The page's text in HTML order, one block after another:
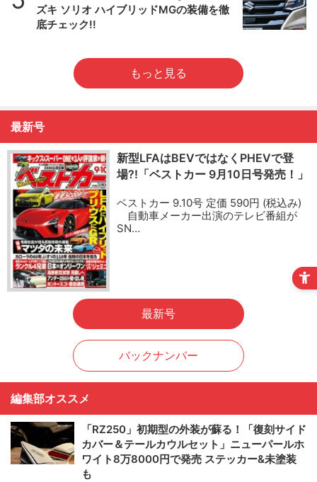
ズキ ソリオ ハイブリッドMGの装備を徹
底チェック!!
もっと見る
最新号
新型LFAはBEVではなくPHEVで登
場?!「ベストカー 9月10日号発売！」
ベストカー 9.10号 定価 590円 (税込み)
自動車メーカー出演のテレビ番組が
SN…
最新号
バックナンバー
編集部オススメ
「RZ250」初期型の外装が蘇る！「復刻サイド
カバー＆テールカウルセット」ニューパールホ
ワイト8万8000円で発売 ステッカー&未塗装
も